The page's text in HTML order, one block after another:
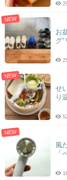
NEW
お
グ
NEW
せ
り
NEW
風
「